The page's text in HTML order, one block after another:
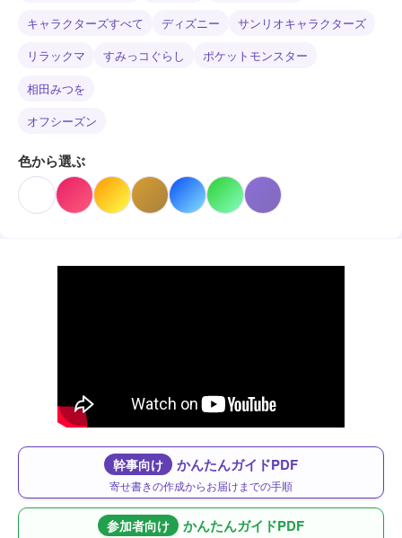
キャラクターズすべて ディズニー
サンリオキャラクターズ
リラックマ
すみっコぐらし
ポケットモンスター
相田みつを
オフシーズン
色から選ぶ
幹事向け かんたんガイドPDF
寄せ書きの作成からお届けまでの手順
参加者向け かんたんガイドPDF